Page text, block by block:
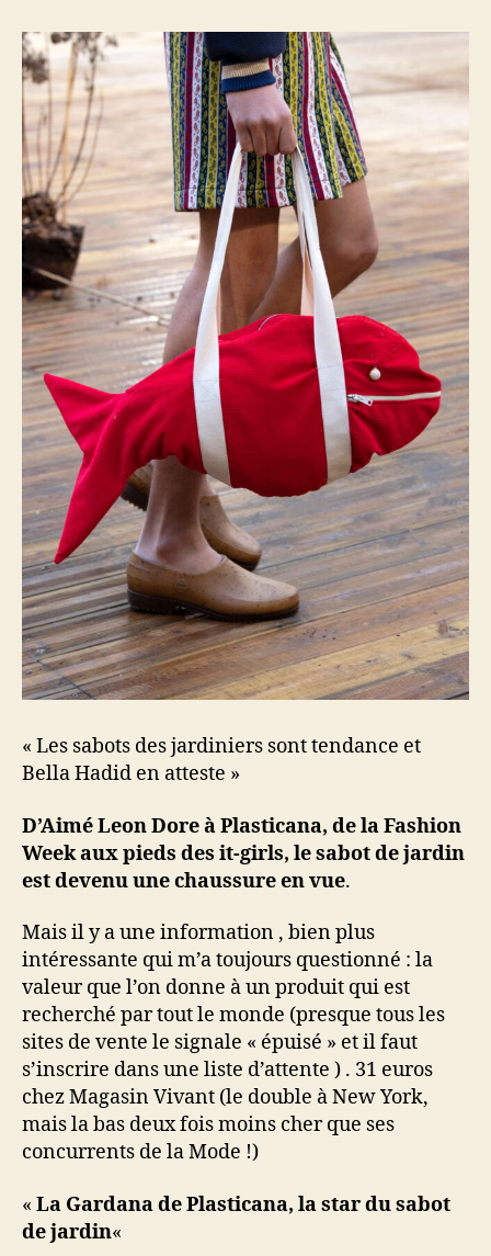
« Les sabots des jardiniers sont tendance et
Bella Hadid en atteste »
D’Aimé Leon Dore à Plasticana, de la Fashion
Week aux pieds des it-girls, le sabot de jardin
est devenu une chaussure en vue.
Mais il y a une information , bien plus
intéressante qui m’a toujours questionné : la
valeur que l’on donne à un produit qui est
recherché par tout le monde (presque tous les
sites de vente le signale « épuisé » et il faut
s’inscrire dans une liste d’attente ) . 31 euros
chez Magasin Vivant (le double à New York,
mais la bas deux fois moins cher que ses
concurrents de la Mode !)
« La Gardana de Plasticana, la star du sabot
de jardin«